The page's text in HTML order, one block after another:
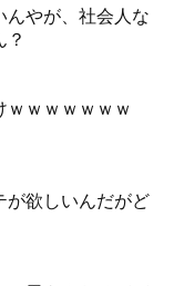
んやが、社会人な
？
ｗｗｗｗｗｗｗ
が欲しいんだがど